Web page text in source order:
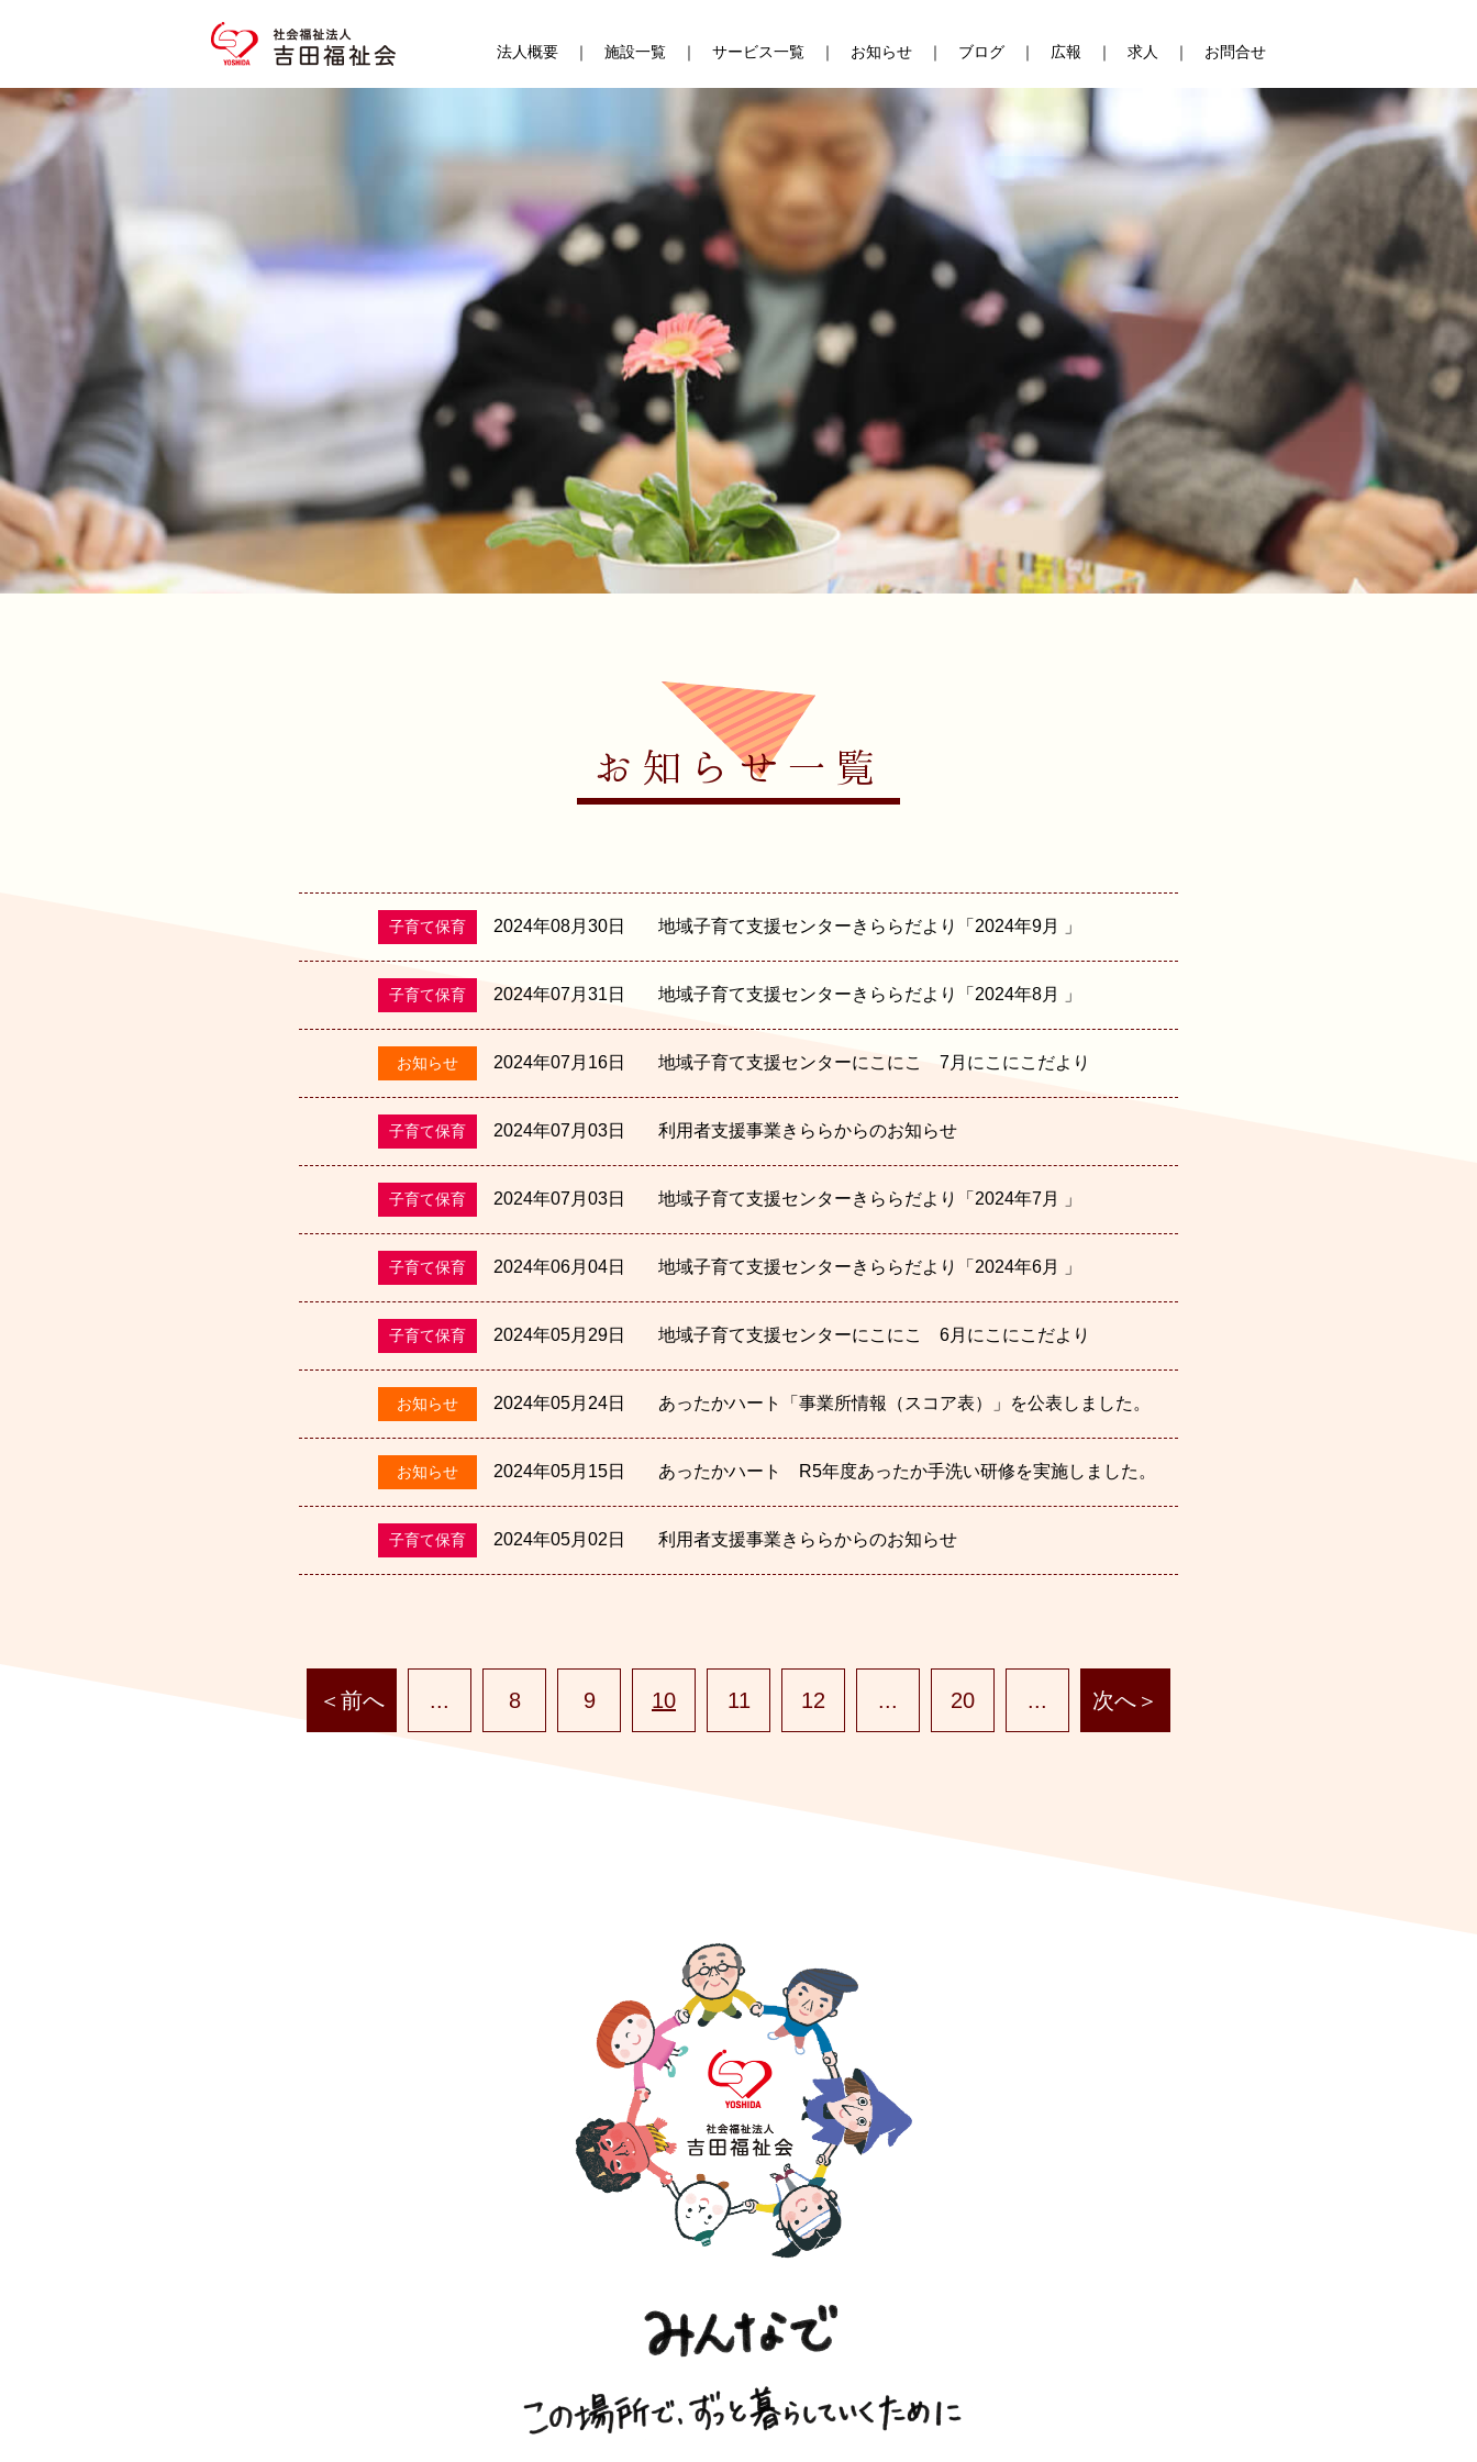
法人概要 施設一覧 サービス一覧 お知らせ ブログ 広報 求人 お問合せ
お知らせ一覧
子育て保育 2024年08月30日 地域子育て支援センターきららだより「2024年9月 」
子育て保育 2024年07月31日 地域子育て支援センターきららだより「2024年8月 」
お知らせ 2024年07月16日 地域子育て支援センターにこにこ 7月にこにこだより
子育て保育 2024年07月03日 利用者支援事業きららからのお知らせ
子育て保育 2024年07月03日 地域子育て支援センターきららだより「2024年7月 」
子育て保育 2024年06月04日 地域子育て支援センターきららだより「2024年6月 」
子育て保育 2024年05月29日 地域子育て支援センターにこにこ 6月にこにこだより
お知らせ 2024年05月24日 あったかハート「事業所情報（スコア表）」を公表しました。
お知らせ 2024年05月15日 あったかハート R5年度あったか手洗い研修を実施しました。
子育て保育 2024年05月02日 利用者支援事業きららからのお知らせ
＜前へ ... 8 9 10 11 12 ... 20 ... 次へ＞